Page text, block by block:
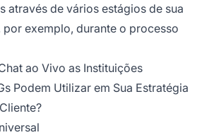
através de vários estágios de sua
exemplo, durante o processo
ao Vivo as Instituições
Podem Utilizar em Sua Estratégia